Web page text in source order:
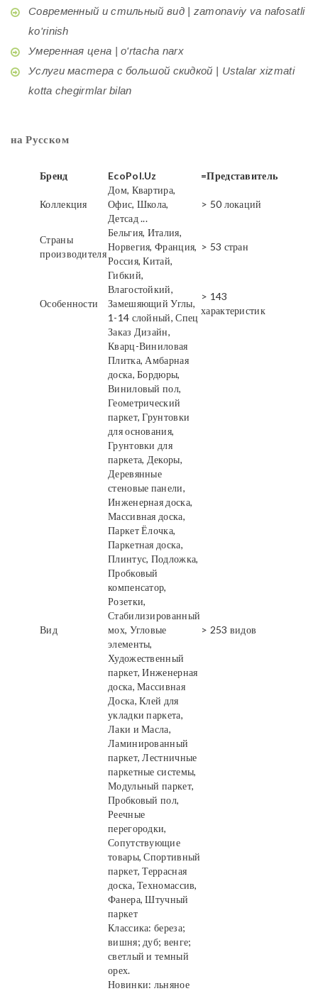
Современный и стильный вид | zamonaviy va nafosatli
ko'rinish
Умеренная цена | o'rtacha narx
Услуги мастера с большой скидкой | Ustalar xizmati
kotta chegirmlar bilan
на Русском
Бренд EcoPol.Uz =Представитель
Коллекция
Дом, Квартира,
Офис, Школа,
Детсад ...
> 50 локаций
Страны
производителя
Бельгия, Италия,
Норвегия, Франция,
Россия, Китай,
> 53 стран
Особенности
Гибкий,
Влагостойкий,
Замешяющий Углы,
1-14 слойный, Спец
Заказ Дизайн,
> 143
характеристик
Вид
Кварц-Виниловая
Плитка, Амбарная
доска, Бордюры,
Виниловый пол,
Геометрический
паркет, Грунтовки
для основания,
Грунтовки для
паркета, Декоры,
Деревянные
стеновые панели,
Инженерная доска,
Массивная доска,
Паркет Ёлочка,
Паркетная доска,
Плинтус, Подложка,
Пробковый
компенсатор,
Розетки,
Стабилизированный
мох, Угловые
элементы,
Художественный
паркет, Инженерная
доска, Массивная
Доска, Клей для
укладки паркета,
Лаки и Масла,
Ламинированный
паркет, Лестничные
паркетные системы,
Модульный паркет,
Пробковый пол,
Реечные
перегородки,
Сопутствующие
товары, Спортивный
паркет, Террасная
доска, Техномассив,
Фанера, Штучный
паркет
> 253 видов
Классика: береза;
вишня; дуб; венге;
светлый и темный
орех.
Новинки: льняное